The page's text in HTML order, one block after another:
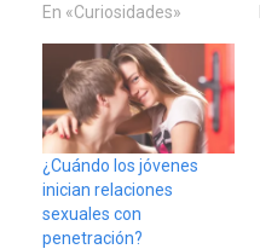
En «Curiosidades»
¿Cuándo los jóvenes
inician relaciones
sexuales con
penetración?